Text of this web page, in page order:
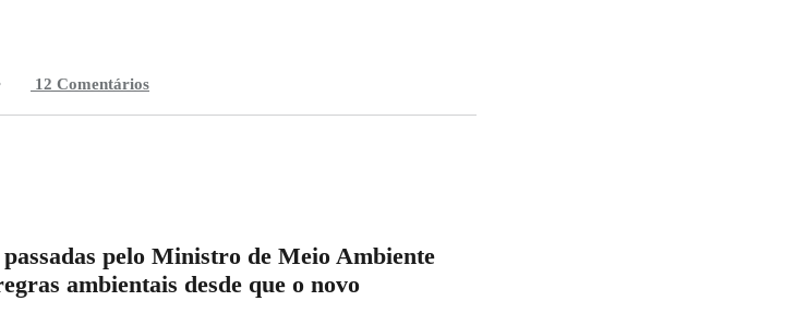
12 Comentários
pelo Ministro de Meio Ambiente
ambientais desde que o novo